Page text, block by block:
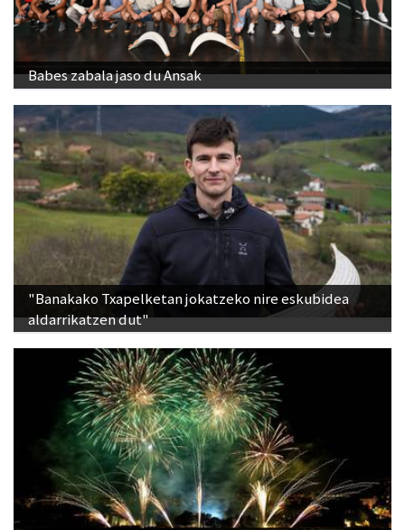
Babes zabala jaso du Ansak
"Banakako Txapelketan jokatzeko nire eskubidea
aldarrikatzen dut"